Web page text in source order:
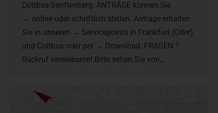
Cottbus-Senftenberg. ANTRÄGE können Sie
→ online oder schriftlich stellen. Anträge erhalten
Sie in unseren → Servicepoints in Frankfurt (Oder)
und Cottbus oder per → Download. FRAGEN ?
Rückruf vereinbaren! Bitte sehen Sie von…